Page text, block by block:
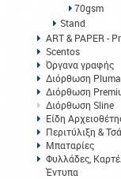
70gsm
Stand
ART & PAPER -
Scentos
Όργανα γραφής
Διόρθωση
Διόρθωση
Διόρθωση Sline
Είδη
Περιτύλιξη &
Μπαταρίες
Φυλλάδες,
Έντυπα